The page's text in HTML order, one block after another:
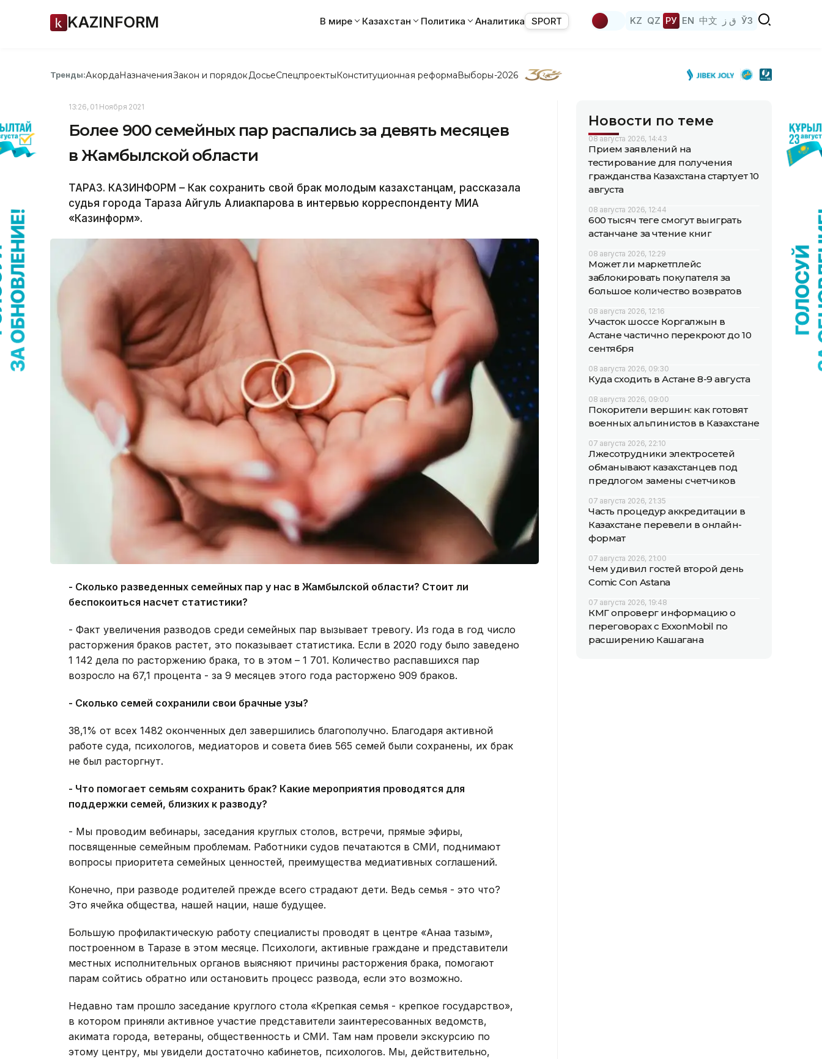
KAZINFORM В мире Казахстан Политика Аналитика SPORT KZ QZ РУ EN 中文 ق ز ЎЗ
Тренды:АкордаНазначенияЗакон и порядок ДосьеСпецпроектыКонституционная реформаВыборы-2026
13:26, 01 Ноября 2021
Более 900 семейных пар распались за девять месяцев
в Жамбылской области
ТАРАЗ. КАЗИНФОРМ – Как сохранить свой брак молодым казахстанцам, рассказала
судья города Тараза Айгуль Алиакпарова в интервью корреспонденту МИА
«Казинформ».
- Сколько разведенных семейных пар у нас в Жамбылской области? Стоит ли
беспокоиться насчет статистики?
- Факт увеличения разводов среди семейных пар вызывает тревогу. Из года в год число
расторжения браков растет, это показывает статистика. Если в 2020 году было заведено
1 142 дела по расторжению брака, то в этом – 1 701. Количество распавшихся пар
возросло на 67,1 процента - за 9 месяцев этого года расторжено 909 браков.
- Сколько семей сохранили свои брачные узы?
38,1% от всех 1482 оконченных дел завершились благополучно. Благодаря активной
работе суда, психологов, медиаторов и совета биев 565 семей были сохранены, их брак
не был расторгнут.
- Что помогает семьям сохранить брак? Какие мероприятия проводятся для
поддержки семей, близких к разводу?
- Мы проводим вебинары, заседания круглых столов, встречи, прямые эфиры,
посвященные семейным проблемам. Работники судов печатаются в СМИ, поднимают
вопросы приоритета семейных ценностей, преимущества медиативных соглашений.
Конечно, при разводе родителей прежде всего страдают дети. Ведь семья - это что?
Это ячейка общества, нашей нации, наше будущее.
Большую профилактическую работу специалисты проводят в центре «Анаға тағзым»,
построенном в Таразе в этом месяце. Психологи, активные граждане и представители
местных исполнительных органов выясняют причины расторжения брака, помогают
парам сойтись обратно или остановить процесс развода, если это возможно.
Недавно там прошло заседание круглого стола «Крепкая семья - крепкое государство»,
в котором приняли активное участие представители заинтересованных ведомств,
акимата города, ветераны, общественность и СМИ. Там нам провели экскурсию по
этому центру, мы увидели достаточно кабинетов, психологов. Мы, действительно,
Новости по теме
08 августа 2026, 14:43
Прием заявлений на
тестирование для получения
гражданства Казахстана стартует 10
августа
08 августа 2026, 12:44
600 тысяч теңге смогут выиграть
астанчане за чтение книг
08 августа 2026, 12:29
Может ли маркетплейс
заблокировать покупателя за
большое количество возвратов
08 августа 2026, 12:16
Участок шоссе Коргалжын в
Астане частично перекроют до 10
сентября
08 августа 2026, 09:30
Куда сходить в Астане 8-9 августа
08 августа 2026, 09:00
Покорители вершин: как готовят
военных альпинистов в Казахстане
07 августа 2026, 22:10
Лжесотрудники электросетей
обманывают казахстанцев под
предлогом замены счетчиков
07 августа 2026, 21:35
Часть процедур аккредитации в
Казахстане перевели в онлайн-
формат
07 августа 2026, 21:00
Чем удивил гостей второй день
Comic Con Astana
07 августа 2026, 19:48
КМГ опроверг информацию о
переговорах с ExxonMobil по
расширению Кашагана